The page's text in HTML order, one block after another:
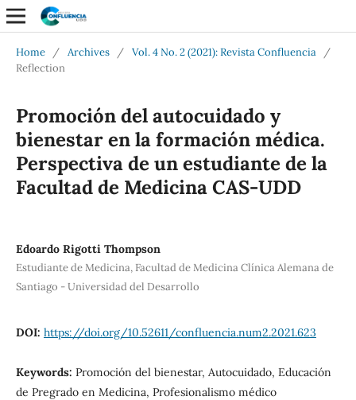
Home / Archives / Vol. 4 No. 2 (2021): Revista Confluencia
/
Reflection
Promoción del autocuidado y
bienestar en la formación médica.
Perspectiva de un estudiante de la
Facultad de Medicina CAS-UDD
Edoardo Rigotti Thompson
Estudiante de Medicina, Facultad de Medicina Clínica Alemana de
Santiago - Universidad del Desarrollo
DOI: https://doi.org/10.52611/confluencia.num2.2021.623
Keywords: Promoción del bienestar, Autocuidado, Educación
de Pregrado en Medicina, Profesionalismo médico